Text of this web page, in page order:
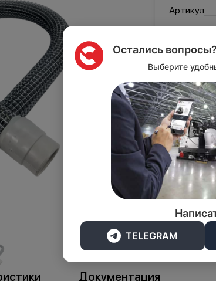
Артикул
Длина (мм)
4
Документация
сети
промышленность
Логистика
Остались
Выберите
TELEGRAM